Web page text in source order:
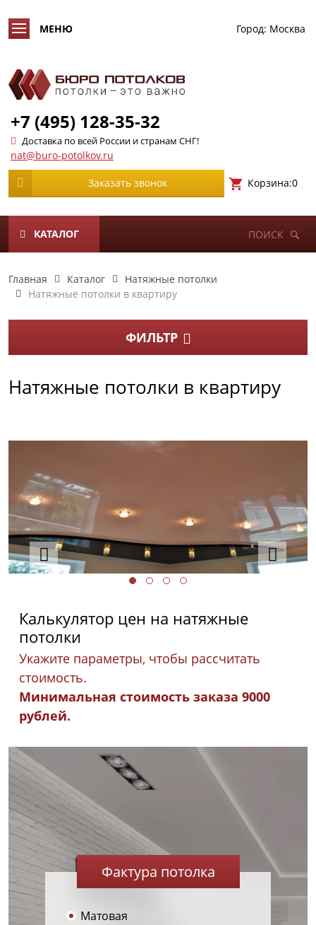
Город: Москва
+7 (495) 128-35-32
Доставка по всей России и странам СНГ!
nat@buro-potolkov.ru
Заказать звонок Корзина:0
КАТАЛОГ ПОИСК
Главная Каталог
Натяжные потолки
Натяжные потолки в квартиру
ФИЛЬТР
Натяжные потолки в квартиру
Калькулятор цен на натяжные
потолки
Укажите параметры, чтобы рассчитать
стоимость.
Минимальная стоимость заказа 9000
рублей.
Фактура потолка
Матовая